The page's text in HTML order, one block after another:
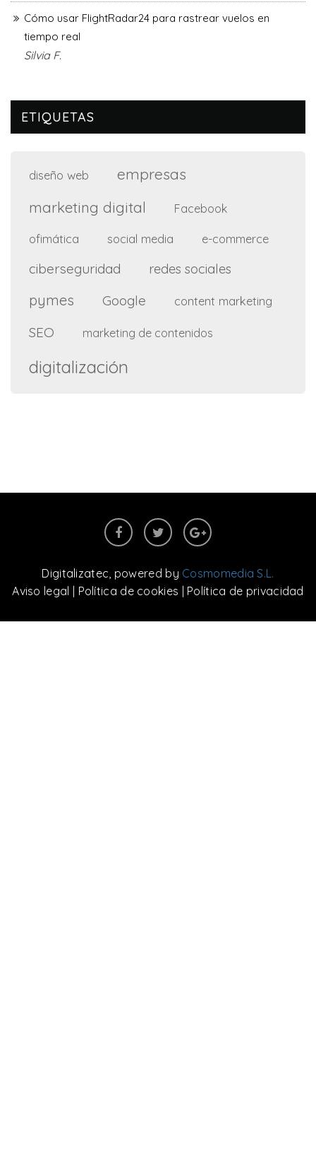
Cómo usar FlightRadar24 para rastrear vuelos en
tiempo real
Silvia F.
ETIQUETAS
diseño web
empresas
marketing digital
Facebook
ofimática social media e-commerce
ciberseguridad redes sociales
pymes Google content marketing
SEO marketing de contenidos
digitalización
Digitalizatec, powered by Cosmomedia S.L.
Aviso legal
Política de cookies Política de privacidad